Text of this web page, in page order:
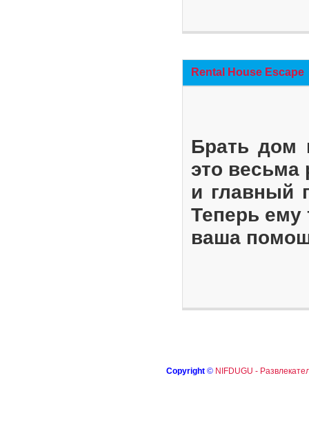
Rental House Escape
Брать дом
это весьма
и главный
Теперь ему
ваша
Copyright © NIFDUGU -